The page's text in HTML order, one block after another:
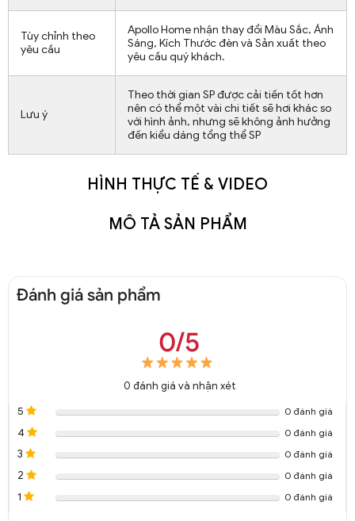
Tùy chỉnh theo
yêu cầu
Apollo Home nhận thay đổi Màu Sắc, Ánh
Sáng, Kích Thước đèn và Sản xuất theo
yêu cầu quý khách.
Lưu ý
Theo thời gian SP được cải tiến tốt hơn
nên có thể một vài chi tiết sẽ hơi khác so
với hình ảnh, nhưng sẽ không ảnh hưởng
đến kiểu dáng tổng thể SP
HÌNH THỰC TẾ & VIDEO
MÔ TẢ SẢN PHẨM
Đánh giá sản phẩm
0/5
0 đánh giá và nhận xét
5
0 đánh giá
4 0 đánh giá
3 0 đánh giá
2 0 đánh giá
1 0 đánh giá